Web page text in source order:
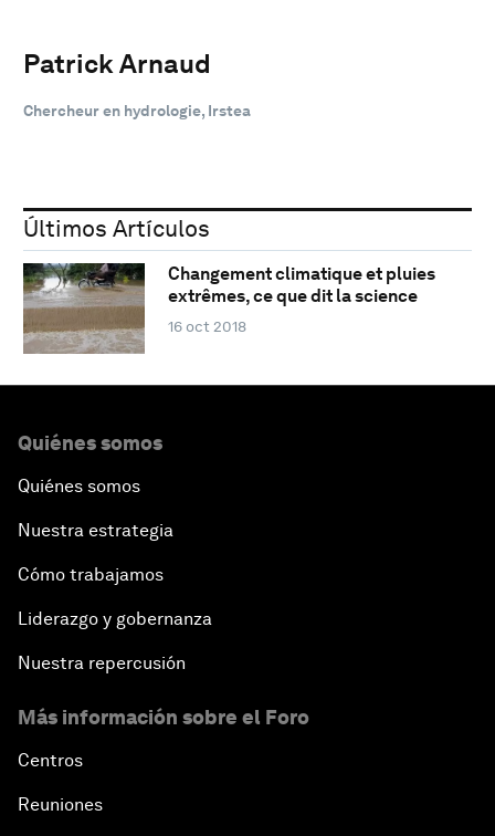
Patrick Arnaud
Chercheur en hydrologie, Irstea
Últimos Artículos
Changement climatique et pluies
extrêmes, ce que dit la science
16 oct 2018
Quiénes somos
Quiénes somos
Nuestra estrategia
Cómo trabajamos
Liderazgo y gobernanza
Nuestra repercusión
Más información sobre el Foro
Centros
Reuniones